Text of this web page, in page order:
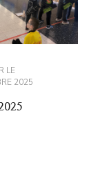
LE
2025